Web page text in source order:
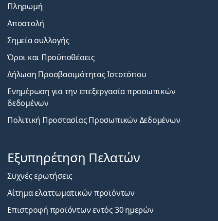
Πληρωμή
Αποστολή
Σημεία συλλογής
Όροι και Προϋποθέσεις
Δήλωση Προσβασιμότητας Ιστοτόπου
Ενημέρωση για την επεξεργασία προσωπικών
δεδομένων
Πολιτική Προστασίας Προσωπικών Δεδομένων
Εξυπηρέτηση Πελατών
Συχνές ερωτήσεις
Αίτημα ελαττωματικών προϊόντων
Επιστροφή προϊόντων εντός 30 ημερών